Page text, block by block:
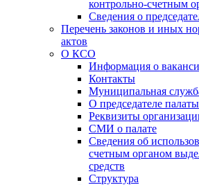
контрольно-счетным
Сведения о
Перечень законов и иных
актов
О КСО
Информация о
Контакты
Муниципальная
О председателе палаты
Реквизиты
СМИ о палате
Сведения об
счетным органом
средств
Структура